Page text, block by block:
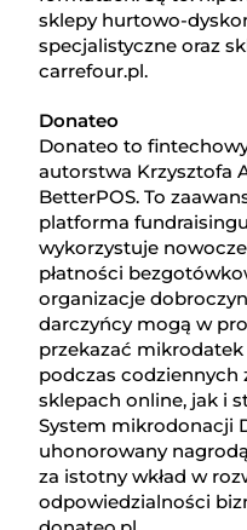
sklepy hurtowo-
specjalistyczne oraz
carrefour.pl.
Donateo
Donateo to
autorstwa Krzysztofa
BetterPOS. To
platforma
wykorzystuje
płatności
organizacje
darczyńcy mogą w
przekazać
podczas codziennych
sklepach online, jak i
System mikrodonacji
uhonorowany
za istotny wkład w
odpowiedzialności